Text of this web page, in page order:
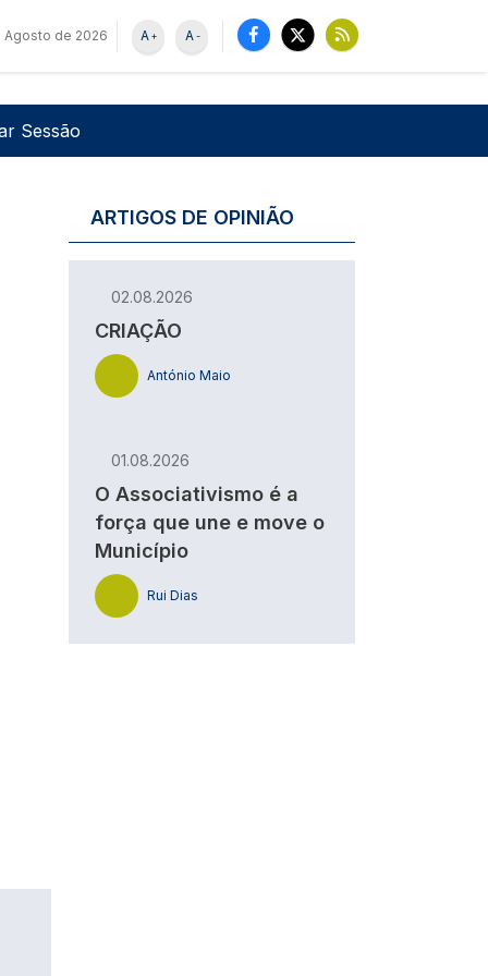
Agosto de 2026 -
A
+
A
de utilizador
Sessão
ARTIGOS DE OPINIÃO
02.08.2026
CRIAÇÃO
António Maio
01.08.2026
O Associativismo é a
força que une e move o
Município
Rui Dias